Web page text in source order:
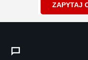
ZAPYTAJ